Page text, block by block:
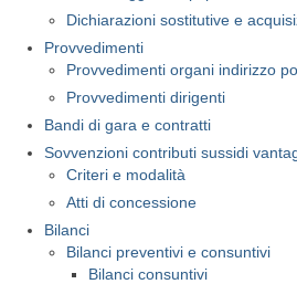
Dichiarazioni sostitutive e
Provvedimenti
Provvedimenti organi indirizzo
Provvedimenti dirigenti
Bandi di gara e contratti
Sovvenzioni contributi sussidi
Criteri e modalità
Atti di concessione
Bilanci
Bilanci preventivi e consuntivi
Bilanci consuntivi